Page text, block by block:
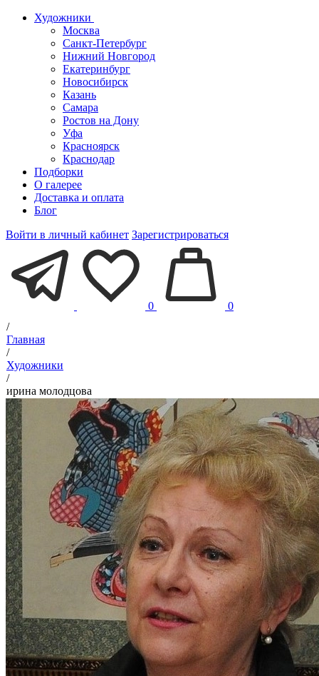
Художники
Москва
Санкт-Петербург
Нижний Новгород
Екатеринбург
Новосибирск
Казань
Самара
Ростов на Дону
Уфа
Красноярск
Краснодар
Подборки
О галерее
Доставка и оплата
Блог
Войти в личный кабинет Зарегистрироваться
0
0
/
Главная
/
Художники
/
ирина молодцова